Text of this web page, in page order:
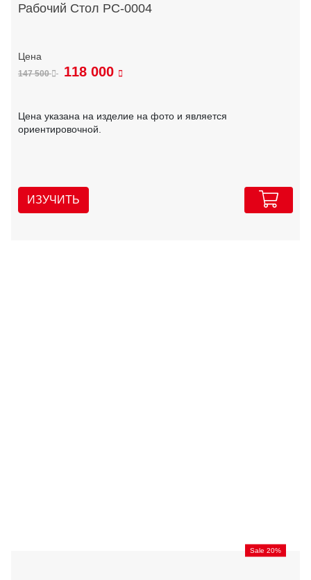
Рабочий Стол РС-0004
147 500 118 000
Цена указана на изделие на фото и является
ориентировочной.
ИЗУЧИТЬ
Sale 20%